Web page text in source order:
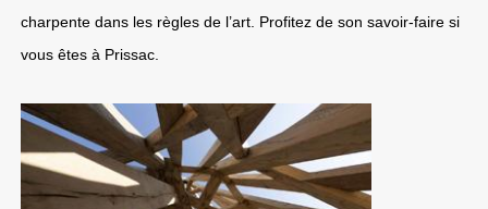
charpente dans les règles de l’art. Profitez de son savoir-faire si
vous êtes à Prissac.